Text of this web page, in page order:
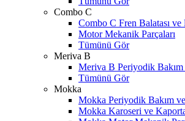
Combo C
Combo C Fren Balatası ve
Motor Mekanik Parçaları
Tümünü Gör
Meriva B
Meriva B Periyodik
Tümünü Gör
Mokka
Mokka Periyodik Bakım
Mokka Karoseri ve